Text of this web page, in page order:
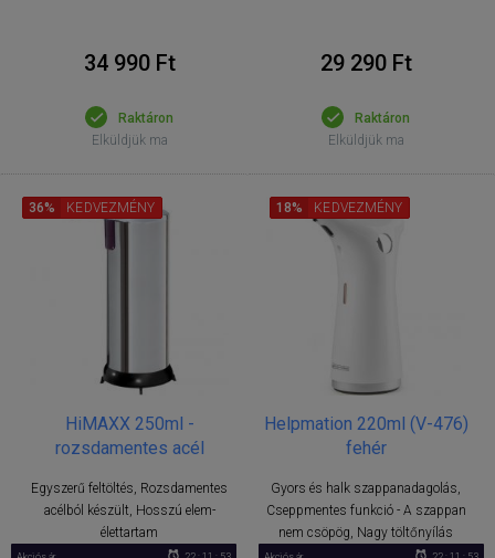
34 990 Ft
Raktáron
Elküldjük ma
29 290 Ft
Raktáron
Elküldjük ma
HiMAXX 250ml -
rozsdamentes acél
Egyszerű feltöltés, Rozsdamentes
acélból készült, Hosszú elem-
élettartam
36% KEDVEZMÉNY
Helpmation 220ml (V-476)
fehér
Gyors és halk szappanadagolás,
Cseppmentes funkció - A szappan
nem csöpög, Nagy töltőnyílás
18% KEDVEZMÉNY